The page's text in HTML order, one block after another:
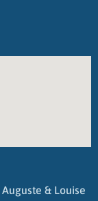
Auguste & Louise